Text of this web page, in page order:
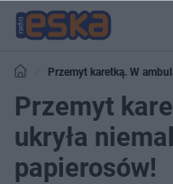
Przemyt karetką. W
Przemyt
ukryła
papierosów!